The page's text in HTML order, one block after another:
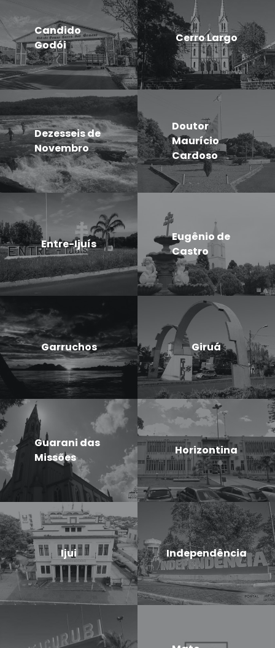
Candido
Godói
Cerro Largo
Dezesseis de
Novembro
Doutor
Maurício
Cardoso
Entre-Ijuís
Eugênio de
Castro
Garruchos Giruá
Guarani das
Missões
Horizontina
Ijui Independência